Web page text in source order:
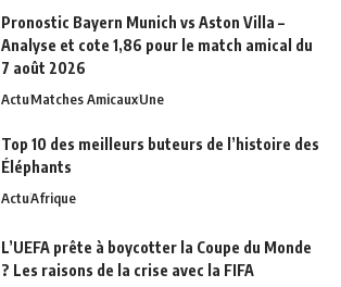
Pronostic Bayern Munich vs Aston Villa –
Analyse et cote 1,86 pour le match amical du
7 août 2026
ActuMatches AmicauxUne
Top 10 des meilleurs buteurs de l’histoire des
Éléphants
ActuAfrique
L’UEFA prête à boycotter la Coupe du Monde
? Les raisons de la crise avec la FIFA